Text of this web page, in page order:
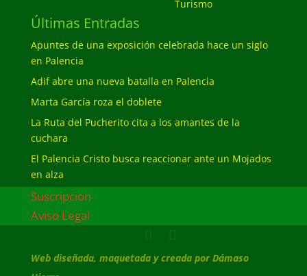
Turismo
Últimas Entradas
Apuntes de una exposición celebrada hace un siglo
en Palencia
Adif abre una nueva batalla en Palencia
Marta García roza el doblete
La Ruta del Pucherito cita a los amantes de la
cuchara
El Palencia Cristo busca reaccionar ante un Mojados
en alza
Suscripcion
Aviso Legal
Web diseñada, maquetada y creada por Dámaso